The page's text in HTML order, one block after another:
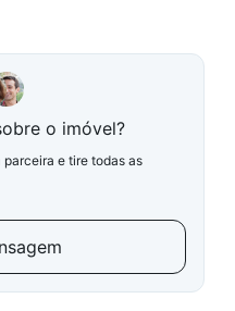
o imóvel?
e tire todas as